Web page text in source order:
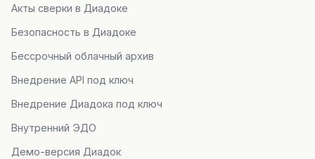
Акты сверки в Диадоке
Безопасность в Диадоке
Бессрочный облачный архив
Внедрение API под ключ
Внедрение Диадока под ключ
Внутренний ЭДО
Демо-версия Диадок